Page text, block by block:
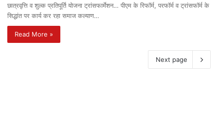
छात्रवृत्ति व शुल्क प्रतिपूर्ति योजना ट्रांसफार्मेशन… पीएम के रिफॉर्म, परफॉर्म व ट्रांसफॉर्म के
सिद्धांत पर कार्य कर रहा समाज कल्याण…
Read More »
Next page